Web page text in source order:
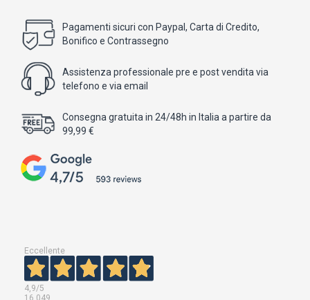
Pagamenti sicuri con Paypal, Carta di Credito,
Bonifico e Contrassegno
Assistenza professionale pre e post vendita via
telefono e via email
Consegna gratuita in 24/48h in Italia a partire da
99,99 €
Eccellente
4,9/5
16.049